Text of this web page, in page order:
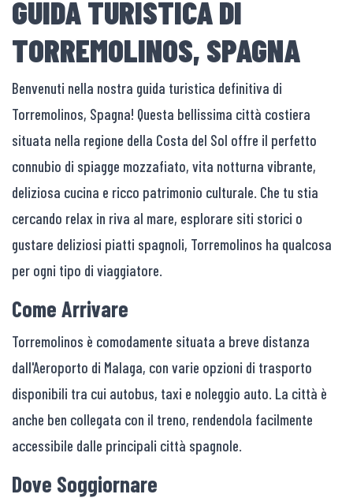
GUIDA TURISTICA DI
TORREMOLINOS, SPAGNA
Benvenuti nella nostra guida turistica definitiva di
Torremolinos, Spagna! Questa bellissima città costiera
situata nella regione della Costa del Sol offre il perfetto
connubio di spiagge mozzafiato, vita notturna vibrante,
deliziosa cucina e ricco patrimonio culturale. Che tu stia
cercando relax in riva al mare, esplorare siti storici o
gustare deliziosi piatti spagnoli, Torremolinos ha qualcosa
per ogni tipo di viaggiatore.
Come Arrivare
Torremolinos è comodamente situata a breve distanza
dall'Aeroporto di Malaga, con varie opzioni di trasporto
disponibili tra cui autobus, taxi e noleggio auto. La città è
anche ben collegata con il treno, rendendola facilmente
accessibile dalle principali città spagnole.
Dove Soggiornare